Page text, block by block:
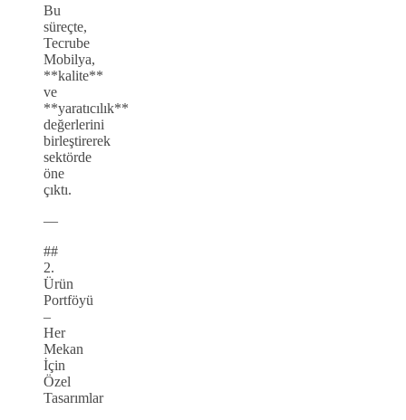
Bu
süreçte,
Tecrube
Mobilya,
**kalite**
ve
**yaratıcılık**
değerlerini
birleştirerek
sektörde
öne
çıktı.
—
##
2.
Ürün
Portföyü
–
Her
Mekan
İçin
Özel
Tasarımlar